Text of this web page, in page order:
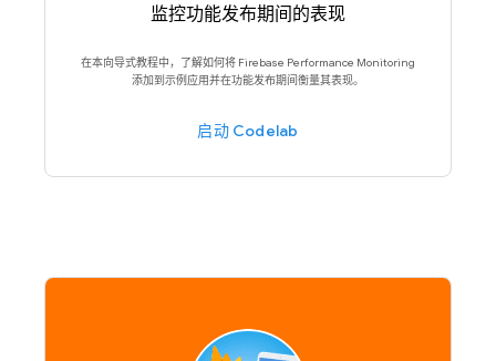
监控功能发布期间的表现
在本向导式教程中，了解如何将 Firebase Performance Monitoring
添加到示例应用并在功能发布期间衡量其表现。
启动 Codelab